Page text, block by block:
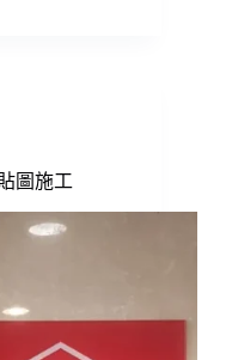
圖施工